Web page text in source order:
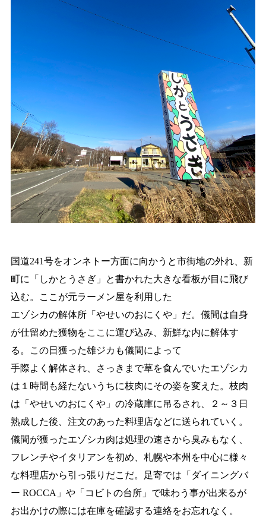
国道241号をオンネトー方面に向かうと市街地の外れ、新
町に「しかとうさぎ」と書かれた大きな看板が目に飛び
込む。ここが元ラーメン屋を利用した
エゾシカの解体所「やせいのおにくや」だ。 儀間は自身
が仕留めた獲物をここに運び込み、新鮮な内に解体す
る。この日獲った雄ジカも儀間によって
手際よく解体され、さっきまで草を食んでいたエゾシカ
は１時間も経たないうちに枝肉にその姿を変えた。 枝肉
は「やせいのおにくや」の冷蔵庫に吊るされ、２～３日
熟成した後、注文のあった料理店などに送られていく。
儀間が獲ったエゾシカ肉は処理の速さから臭みもなく、
フレンチやイタリアンを初め、札幌や本州を中心に様々
な料理店から引っ張りだこだ。足寄では「ダイニングバ
ー ROCCA」や「コビトの台所」で味わう事が出来るが
お出かけの際には在庫を確認する連絡をお忘れなく。